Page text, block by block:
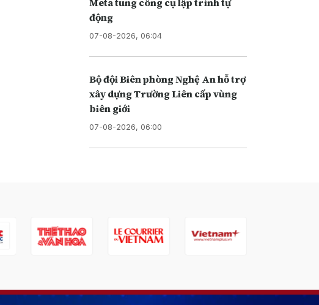
động
07-08-2026, 06:04
Bộ đội Biên phòng Nghệ An hỗ trợ
xây dựng Trường Liên cấp vùng
biên giới
07-08-2026, 06:00